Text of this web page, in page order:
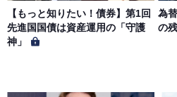
当社は、会員の個人情報を別
「プライバシーポリシー」に基
とします。
【もっと知りたい！債券】第1回
先進国国債は資産運用の「守護
神」
為
の